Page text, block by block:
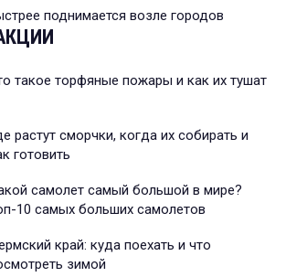
поднимается возле городов
такое торфяные пожары и как их тушат
растут сморчки, когда их собирать и
готовить
самолет самый большой в мире?
10 самых больших самолетов
край: куда поехать и что
зимой